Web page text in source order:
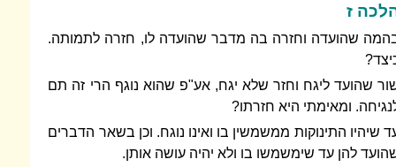
ז
שהועדה וחזרה בה מדבר שהועדה לו, חזרה לתמותה.
שהועד ליגח וחזר שלא יגח, אע"פ שהוא נוגף הרי זה תם
ומאימתי היא חזרתו?
שיהיו התינוקות ממשמשין בו ואינו נוגח. וכן בשאר הדברים
להן עד שימשמשו בו ולא יהיה עושה אותן.